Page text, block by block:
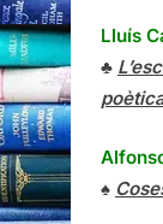
Lluís
♣
♠